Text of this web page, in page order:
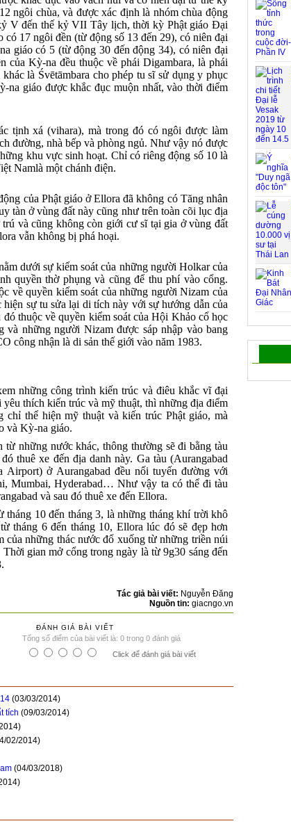
ngôi chùa, và được xác định là nhóm chùa động
V đến thế kỷ VII Tây lịch, thời kỳ Phật giáo Đại
17 ngôi đền (từ động số 13 đến 29), có niên đại
giáo có 5 (từ động 30 đến động 34), có niên đại
Kỳ-na đều thuộc về phái Digambara, là phái
là Śvētāmbara cho phép tu sĩ sử dụng y phục
na giáo được khắc đục muộn nhất, vào thời điểm
tịnh xá (vihara), mà trong đó có ngôi được làm
đường, nhà bếp và phòng ngủ. Như vậy nó được
khu vực sinh hoạt. Chỉ có riêng động số 10 là
Namlà một chánh điện.
của Phật giáo ở Ellora đã không có Tăng nhân
tàn ở vùng đất này cũng như trên toàn cõi lục địa
và cũng không còn giới cư sĩ tại gia ở vùng đất
vẫn không bị phá hoại.
dưới sự kiểm soát của những người Holkar của
quyền thờ phụng và cũng để thu phí vào cổng.
về quyền kiểm soát của những người Nizam của
sự tu sửa lại di tích này với sự hướng dẫn của
thuộc về quyền kiểm soát của Hội Khảo cổ học
những người Nizam được sáp nhập vào bang
công nhận là di sản thế giới vào năm 1983.
những công trình kiến trúc và điêu khắc vĩ đại
thích kiến trúc và mỹ thuật, thì những địa điểm
thể hiện mỹ thuật và kiến trúc Phật giáo, mà
và Kỳ-na giáo.
những nước khác, thông thường sẽ đi bằng tàu
thuê xe đến địa danh này. Ga tàu (Aurangabad
Airport) ở Aurangabad đều nối tuyến đường với
Mumbai, Hyderabad… Như vậy ta có thể đi tàu
và sau đó thuê xe đến Ellora.
10 đến tháng 3, là những tháng khí trời khô
tháng 6 đến tháng 10, Ellora lúc đó sẽ đẹp hơn
của những thác nước đổ xuống từ những triền núi
gian mở cổng trong ngày là từ 9g30 sáng đến
Tác giả bài viết: Nguyễn Đăng
Nguồn tin: giacngo.vn
ĐÁNH GIÁ BÀI VIẾT
Tổng số điểm của bài viết là: 0 trong 0 đánh giá
Click để đánh giá bài viết
(03/03/2014)
tích (09/03/2014)
02/2014)
(04/03/2018)